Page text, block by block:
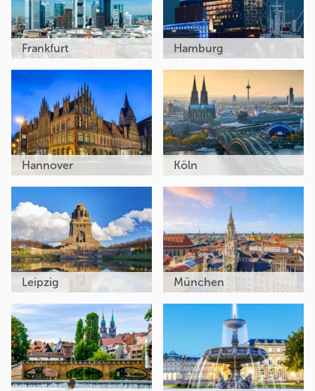
Frankfurt Hamburg
Hannover Köln
Leipzig München